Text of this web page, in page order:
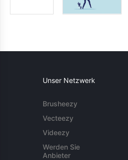
Unser Netzwerk
Brusheezy
Vecteezy
Videezy
Werden Sie
Anbieter